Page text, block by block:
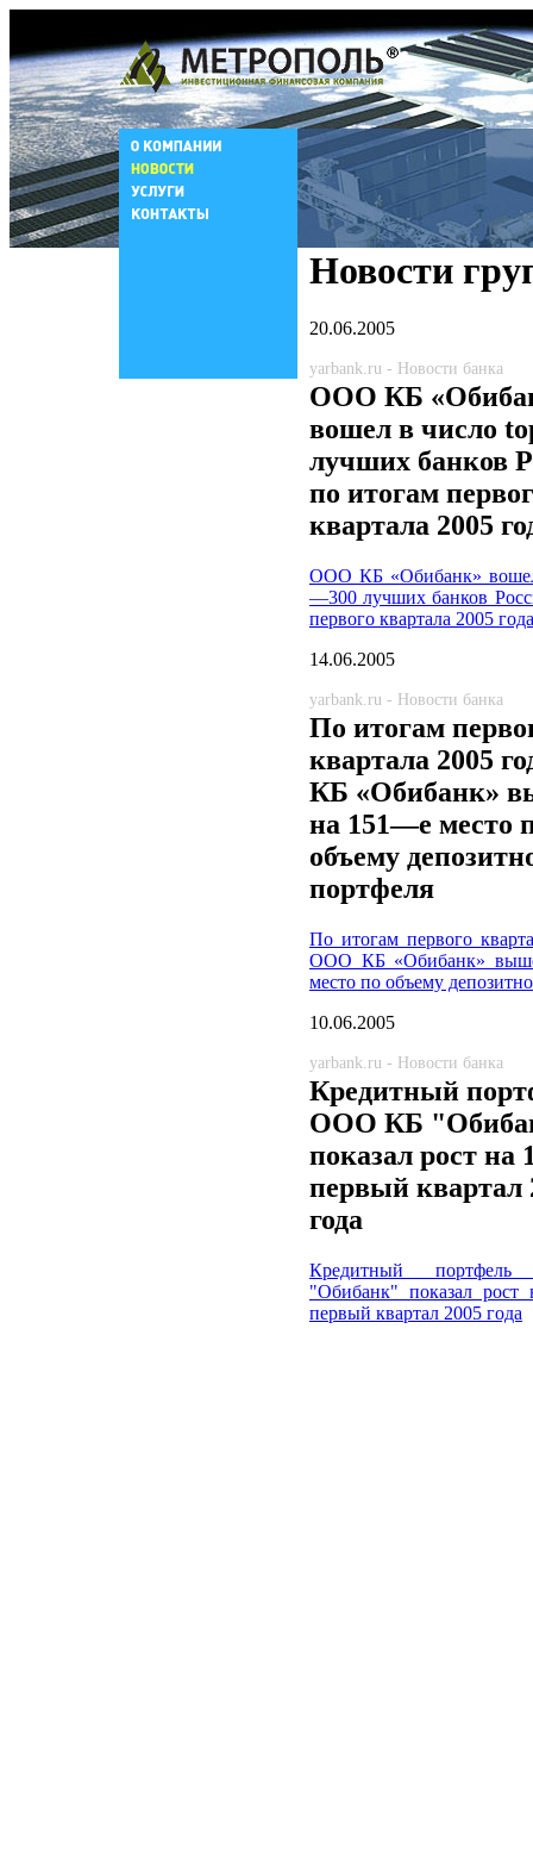
Новости
20.06.2005
yarbank.ru - Новости банка
ООО КБ
вошел в число
лучших банков
по итогам
квартала 2005
ООО КБ «Обибанк»
—300 лучших банков
первого квартала 2005 года
14.06.2005
yarbank.ru - Новости банка
По итогам
квартала 2005
КБ «Обибанк»
на 151—е место
объему
портфеля
По итогам первого
ООО КБ «Обибанк»
место по объему
10.06.2005
yarbank.ru - Новости банка
Кредитный
ООО КБ
показал рост на
первый квартал
года
Кредитный
"Обибанк" показал рост
первый квартал 2005 года